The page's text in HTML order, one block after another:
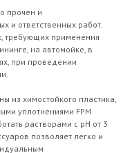
прочен и
и ответственных работ.
требующих применения
на автомойке, в
при проведении
из химостойкого пластика,
уплотнениями FPM
растворами с рН от 3
позволяет легко и